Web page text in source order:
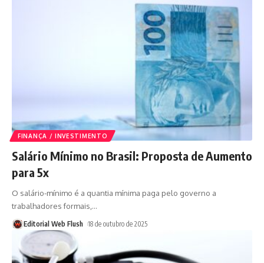
FINANÇA / INVESTIMENTO
Salário Mínimo no Brasil: Proposta de Aumento
para 5x
O salário-mínimo é a quantia mínima paga pelo governo a
trabalhadores formais, …
Editorial Web Flush 18 de outubro de 2025